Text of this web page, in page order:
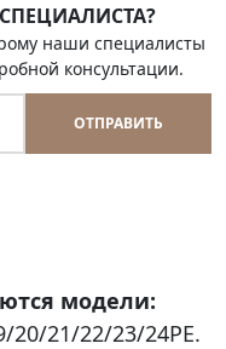
наши специалисты
консультации.
ОТПРАВИТЬ
модели:
21/22/23/24PE.